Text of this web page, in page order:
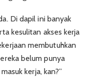
Di dapil ini banyak
kesulitan akses kerja
membutuhkan
belum punya
kerja, kan?”